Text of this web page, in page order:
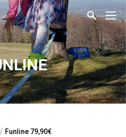
/ Funline 79,90€